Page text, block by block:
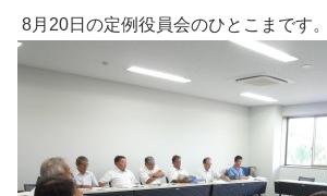
8月20日の定例役員会のひとこまです。